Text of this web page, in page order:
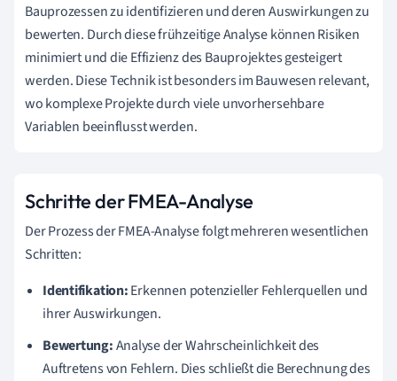
Bauprozessen zu identifizieren und deren Auswirkungen zu
bewerten. Durch diese frühzeitige Analyse können Risiken
minimiert und die Effizienz des Bauprojektes gesteigert
werden. Diese Technik ist besonders im Bauwesen relevant,
wo komplexe Projekte durch viele unvorhersehbare
Variablen beeinflusst werden.
Schritte der FMEA-Analyse
Der Prozess der FMEA-Analyse folgt mehreren wesentlichen
Schritten:
Identifikation:Erkennen potenzieller Fehlerquellen und
ihrer Auswirkungen.
Bewertung:Analyse der Wahrscheinlichkeit des
Auftretens von Fehlern. Dies schließt die Berechnung des